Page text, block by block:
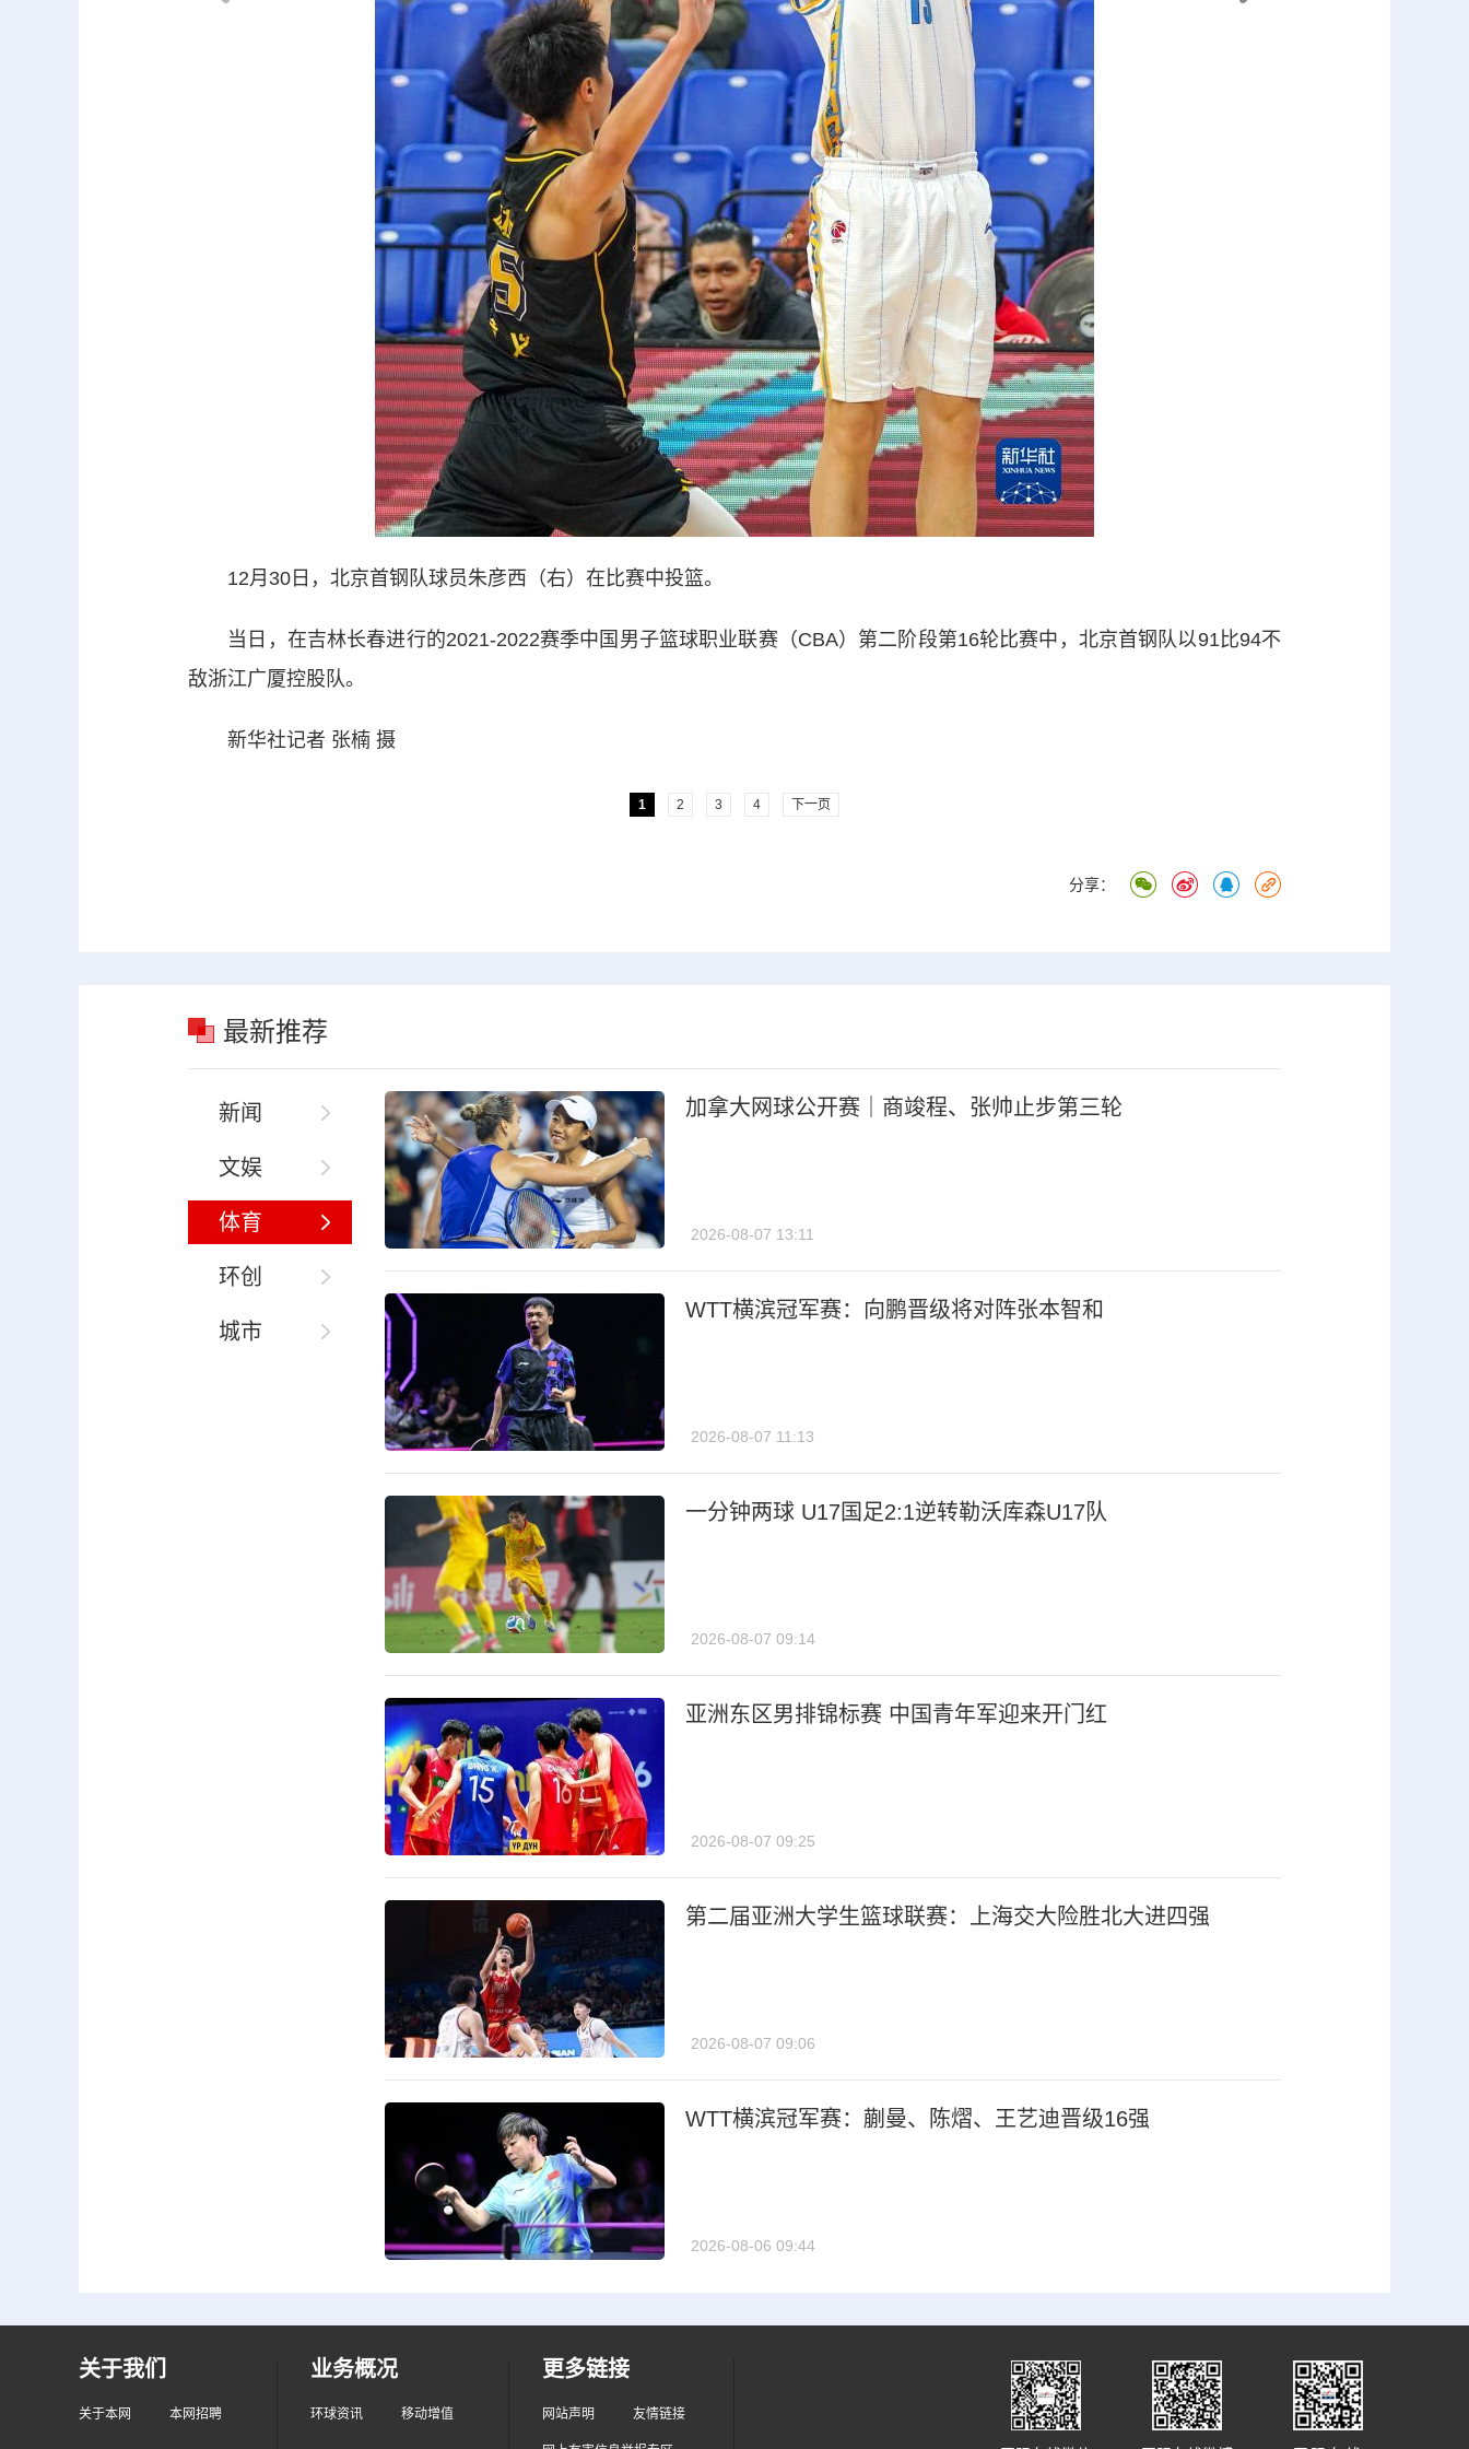
12月30日，北京首钢队球员朱彦西（右）在比赛中投篮。
当日，在吉林长春进行的2021-2022赛季中国男子篮球职业联赛（CBA）第二阶段第16轮比赛中，北京首钢队以91比94不
敌浙江广厦控股队。
新华社记者 张楠 摄
1 2 3 4 下一页
分享：
最新推荐
新闻
文娱
体育
环创
城市
加拿大网球公开赛｜商竣程、张帅止步第三轮
2026-08-07 13:11
WTT横滨冠军赛：向鹏晋级将对阵张本智和
2026-08-07 11:13
一分钟两球 U17国足2:1逆转勒沃库森U17队
2026-08-07 09:14
亚洲东区男排锦标赛 中国青年军迎来开门红
2026-08-07 09:25
第二届亚洲大学生篮球联赛：上海交大险胜北大进四强
2026-08-07 09:06
WTT横滨冠军赛：蒯曼、陈熠、王艺迪晋级16强
2026-08-06 09:44
关于我们
关于本网 本网招聘
业务概况
环球资讯 移动增值
更多链接
网站声明 友情链接